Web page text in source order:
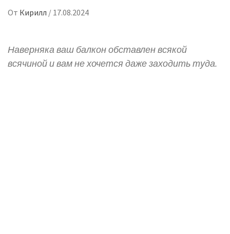
От Кирилл / 17.08.2024
Наверняка ваш балкон обставлен всякой
всячиной и вам не хочется даже заходить туда.